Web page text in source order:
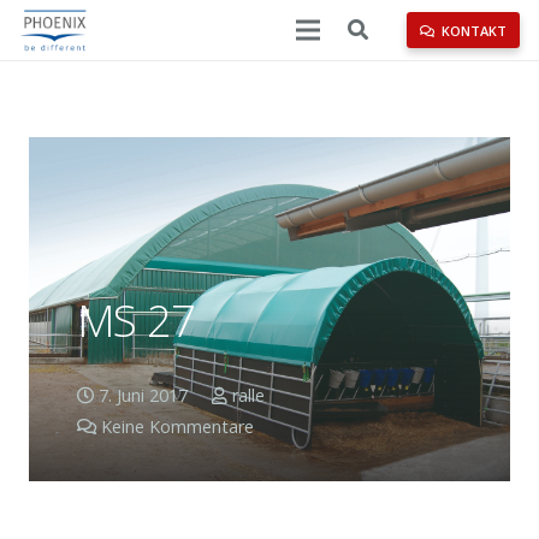
KONTAKT
MS 27
7. Juni 2017
ralle
Keine Kommentare